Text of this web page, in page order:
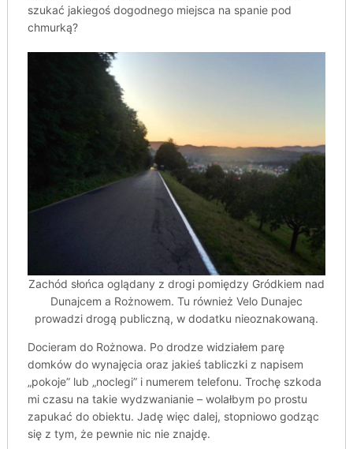
szukać jakiegoś dogodnego miejsca na spanie pod
chmurką?
Zachód słońca oglądany z drogi pomiędzy Gródkiem nad
Dunajcem a Rożnowem. Tu również Velo Dunajec
prowadzi drogą publiczną, w dodatku nieoznakowaną.
Docieram do Rożnowa. Po drodze widziałem parę
domków do wynajęcia oraz jakieś tabliczki z napisem
„pokoje” lub „noclegi” i numerem telefonu. Trochę szkoda
mi czasu na takie wydzwanianie – wolałbym po prostu
zapukać do obiektu. Jadę więc dalej, stopniowo godząc
się z tym, że pewnie nic nie znajdę.